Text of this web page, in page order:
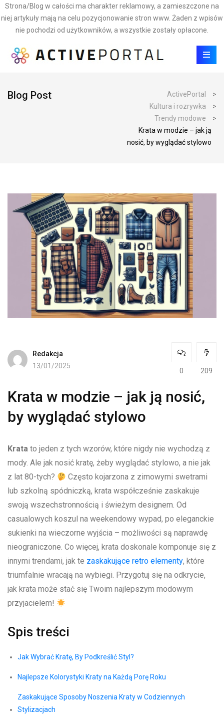
Strona/Blog w całości ma charakter reklamowy, a zamieszczone na
niej artykuły mają na celu pozycjonowanie stron www. Żaden z wpisów
nie pochodzi od użytkowników, a wszystkie zostały opłacone.
Blog Post ActivePortal
>
Kultura i rozrywka
>
Trendy modowe
>
Krata w modzie – jak ją
nosić, by wyglądać stylowo
Redakcja
13/01/2025
0 209
Krata w modzie – jak ją nosić,
by wyglądać stylowo
Krata to jeden z tych wzorów, które nigdy⁣ nie wychodzą z
mody. ⁢Ale jak ⁣nosić kratę, żeby wyglądać stylowo, a nie‌ jak
z lat 80-tych?
Często kojarzona z zimowymi swetrami
lub ⁤szkolną spódniczką, krata współcześnie zaskakuje
swoją ​wszechstronnością ⁢i świeżym designem. Od
casualowych koszul na weekendowy wypad, po eleganckie⁢
sukienki na wieczorne wyjścia – możliwości są naprawdę
nieograniczone. Co więcej, krata doskonale komponuje się‌ z
innymi trendami, jak te‍ zaskakujące retro elementy, które
triumfalnie wracają na wybiegi.⁣ Przygotuj się na⁢ odkrycie,
jak krata może stać się Twoim najlepszym modowym
przyjacielem!
Spis treści
Jak Wybrać Kratę,⁢ By Podkreślić Styl?
Najlepsze Kolorystyki⁤ Kraty na Każdą Porę Roku
Zaskakujące Sposoby Noszenia Kraty w Codziennych
Stylizacjach